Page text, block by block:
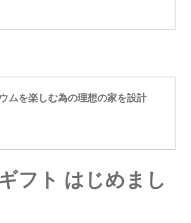
ムを楽しむ為の理想の家を設計
フト はじめまし